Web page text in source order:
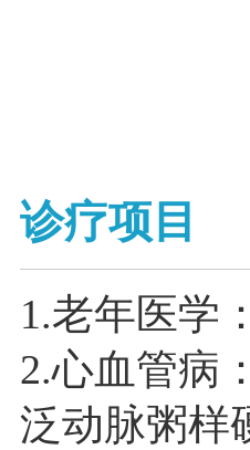
诊疗项目
1.老年医学
2.心血管病
泛动脉粥样